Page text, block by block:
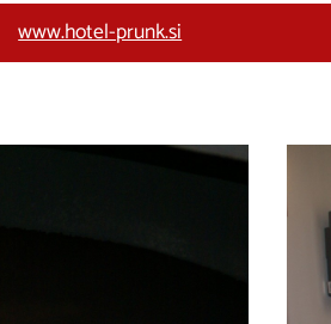
www.hotel-prunk.si